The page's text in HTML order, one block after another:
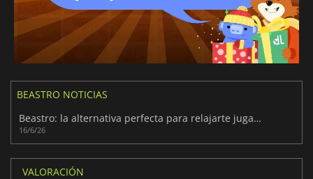
BEASTRO NOTICIAS
Beastro: la alternativa perfecta para relajarte jugando
16/6/26
VALORACIÓN